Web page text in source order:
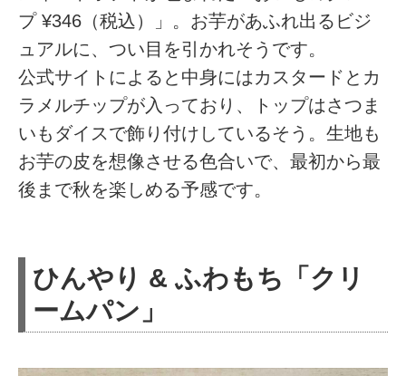
プ ¥346（税込）」。お芋があふれ出るビジ
ュアルに、つい目を引かれそうです。
公式サイトによると中身にはカスタードとカ
ラメルチップが入っており、トップはさつま
いもダイスで飾り付けしているそう。生地も
お芋の皮を想像させる色合いで、最初から最
後まで秋を楽しめる予感です。
ひんやり & ふわもち「クリ
ームパン」